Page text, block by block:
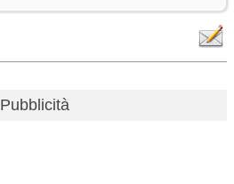
Pubblicità